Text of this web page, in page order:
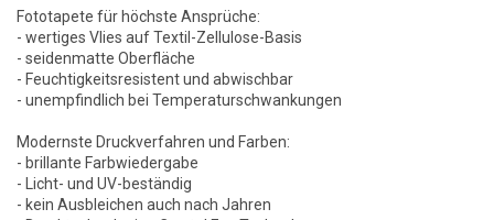
Fototapete für höchste Ansprüche:
- wertiges Vlies auf Textil-Zellulose-Basis
- seidenmatte Oberfläche
- Feuchtigkeitsresistent und abwischbar
- unempfindlich bei Temperaturschwankungen
Modernste Druckverfahren und Farben:
- brillante Farbwiedergabe
- Licht- und UV-beständig
- kein Ausbleichen auch nach Jahren